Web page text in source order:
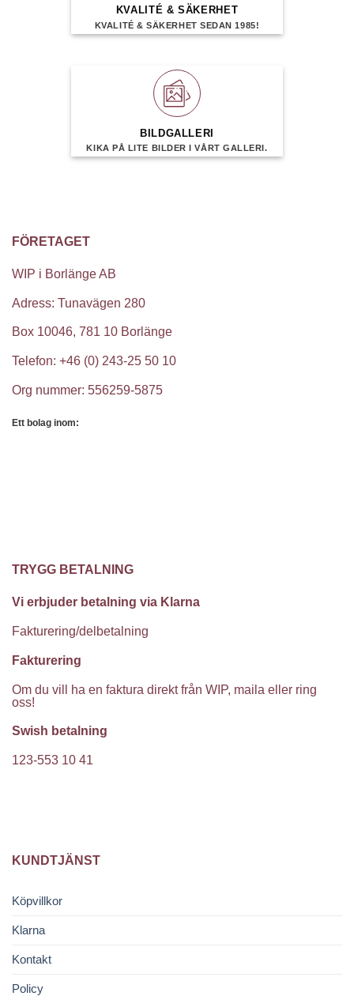
KVALITÉ & SÄKERHET
KVALITÉ & SÄKERHET SEDAN 1985!
BILDGALLERI
KIKA PÅ LITE BILDER I VÅRT GALLERI.
FÖRETAGET
WIP i Borlänge AB
Adress: Tunavägen 280
Box 10046, 781 10 Borlänge
Telefon: +46 (0) 243-25 50 10
Org nummer: 556259-5875
Ett bolag inom:
TRYGG BETALNING
Vi erbjuder betalning via Klarna
Fakturering/delbetalning
Fakturering
Om du vill ha en faktura direkt från WIP, maila eller ring
oss!
Swish betalning
123-553 10 41
KUNDTJÄNST
Köpvillkor
Klarna
Kontakt
Policy